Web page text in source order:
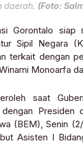
daerah. (Foto:
Gorontalo siap
Sipil Negara
terkait dengan
Monoarfa
saat
Presiden
(BEM), Senin
Asisten I